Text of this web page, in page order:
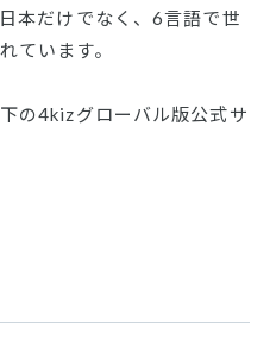
本だけでなく、6言語で世
ています。
の4kizグローバル版公式サ